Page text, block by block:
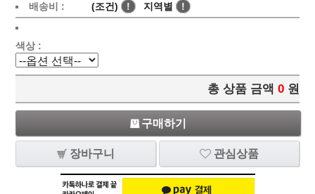
배송비 :
(조건) ! 지역별 !
색상 :
총 상품 금액 0 원
구매하기
장바구니 관심상품